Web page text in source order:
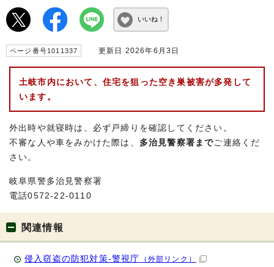
いいね！
ページ番号1011337 更新日 2026年6月3日
土岐市内において、住宅を狙った空き巣被害が多発して
います。
外出時や就寝時は、必ず戸締りを確認してください。
不審な人や車をみかけた際は、 多治見警察署までご連絡くだ
さい。
岐阜県警多治見警察署
電話0572-22-0110
関連情報
侵入窃盗の防犯対策-警視庁 （外部リンク）